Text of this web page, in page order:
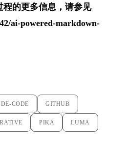
程的更多信息，请参见
ai-powered-markdown-
CODE GITHUB
PIKA LUMA